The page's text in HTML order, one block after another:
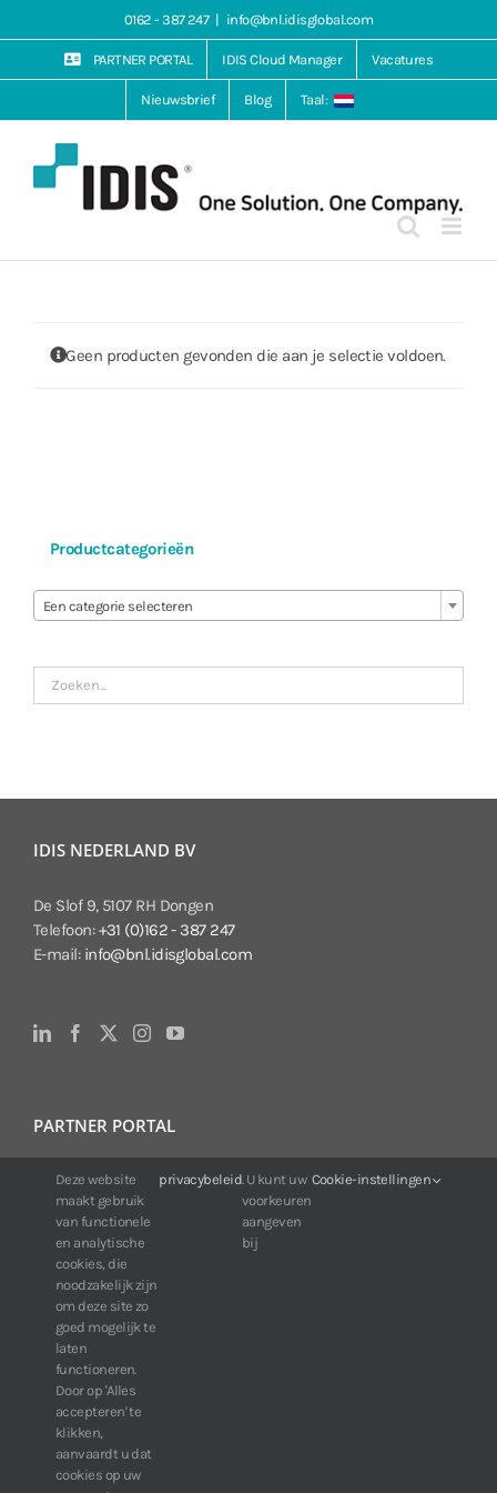
naar
0162 - 387 247 | info@bnl.idisglobal.com
PARTNER PORTAL IDIS Cloud Manager Vacatures
Nieuwsbrief Blog Taal:
Geen producten gevonden die aan je selectie voldoen.
Productcategorieën
Een categorie selecteren
IDIS NEDERLAND BV
De Slof 9, 5107 RH Dongen
Telefoon:+31 (0)162 - 387 247
E-mail: info@bnl.idisglobal.com
PARTNER PORTAL
Voor klanten van IDIS:
24/7 beschikbaarheid, altijd en overal.
Web:https://portal.idisglobal.solutions
TOP DOWNLOADS
Software IDIS Center V7.1.0
160.74 MB
Software IDIS Discovery V4.8.1
13.87 MB
Deze website
maakt gebruik
van functionele
en analytische
cookies, die
noodzakelijk zijn
om deze site zo
goed mogelijk te
laten
functioneren.
Door op 'Alles
accepteren' te
klikken,
aanvaardt u dat
cookies op uw
privacybeleid. U kunt uw
voorkeuren
aangeven
bij
Cookie-instellingen